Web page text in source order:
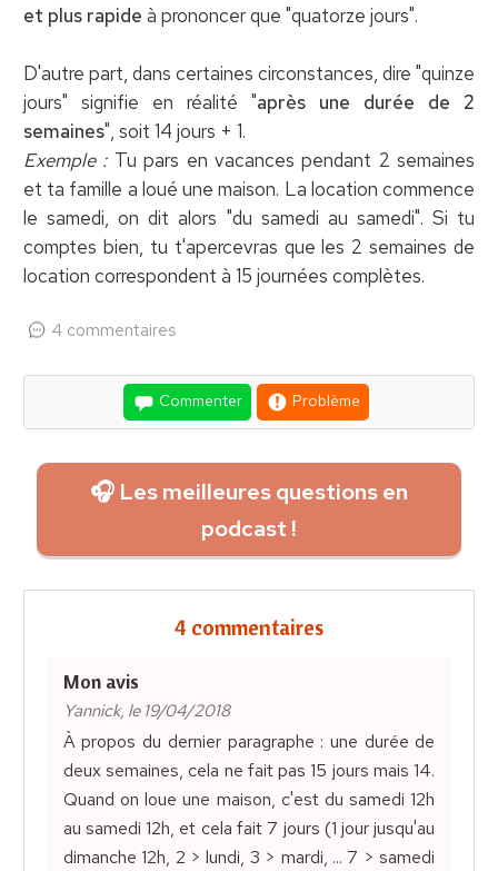
et plus rapide à prononcer que "quatorze jours".
D'autre part, dans certaines circonstances, dire "quinze
jours" signifie en réalité "après une durée de 2
semaines", soit 14 jours + 1.
Exemple :Tu pars en vacances pendant 2 semaines
et ta famille a loué une maison. La location commence
le samedi, on dit alors "du samedi au samedi". Si tu
comptes bien, tu t'apercevras que les 2 semaines de
location correspondent à 15 journées complètes.
4 commentaires
Commenter Problème
🎧 Les meilleures questions en
podcast !
4 commentaires
Mon avis
Yannick, le 19/04/2018
À propos du dernier paragraphe : une durée de
deux semaines, cela ne fait pas 15 jours mais 14.
Quand on loue une maison, c'est du samedi 12h
au samedi 12h, et cela fait 7 jours (1 jour jusqu'au
dimanche 12h, 2 > lundi, 3 > mardi, ... 7 > samedi